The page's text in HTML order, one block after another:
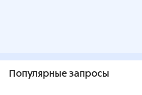
Популярные запросы